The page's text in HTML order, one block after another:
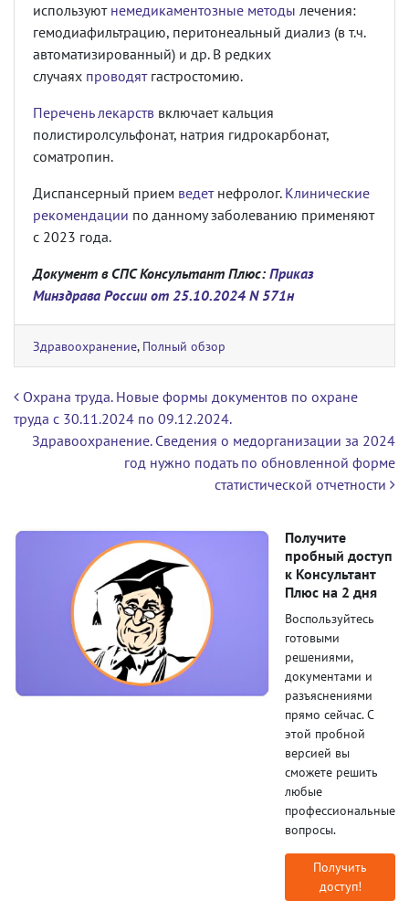
используют немедикаментозные методы лечения:
гемодиафильтрацию, перитонеальный диализ (в т.ч.
автоматизированный) и др. В редких
случаях проводятгастростомию.
Перечень лекарств включает кальция
полистиролсульфонат, натрия гидрокарбонат,
соматропин.
Диспансерный прием ведетнефролог. Клинические
рекомендации по данному заболеванию применяют
с 2023 года.
Документ в СПС Консультант Плюс: Приказ
Минздрава России от 25.10.2024 N 571н
Здравоохранение, Полный обзор
Навигация по записям
Охрана труда. Новые формы документов по охране
труда с 30.11.2024 по 09.12.2024.
Здравоохранение. Сведения о медорганизации за 2024
год нужно подать по обновленной форме
статистической отчетности
Получите
пробный доступ
к Консультант
Плюс на 2 дня
Воспользуйтесь
готовыми
решениями,
документами и
разъяснениями
прямо сейчас. С
этой пробной
версией вы
сможете решить
любые
профессиональные
вопросы.
Получить
доступ!